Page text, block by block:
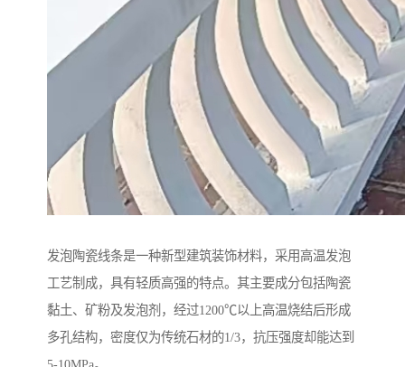
发泡陶瓷线条是一种新型建筑装饰材料，采用高温发泡
工艺制成，具有轻质高强的特点。其主要成分包括陶瓷
黏土、矿粉及发泡剂，经过1200℃以上高温烧结后形成
多孔结构，密度仅为传统石材的1/3，抗压强度却能达到